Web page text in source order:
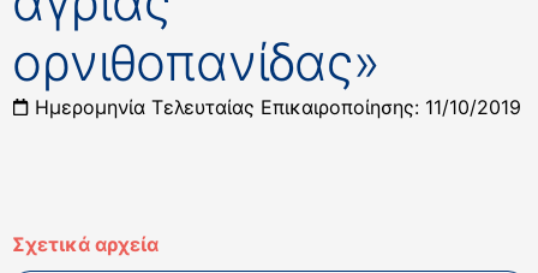
ορνιθοπανίδας»
Ημερομηνία Τελευταίας Επικαιροποίησης: 11/10/2019
Σχετικά αρχεία